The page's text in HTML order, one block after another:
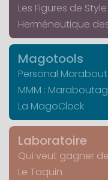
Les Figures de Style
Herméneutique
Magotools
Personal
MMM :
La MagoClock
Laboratoire
Qui veut gagner
Le Taquin